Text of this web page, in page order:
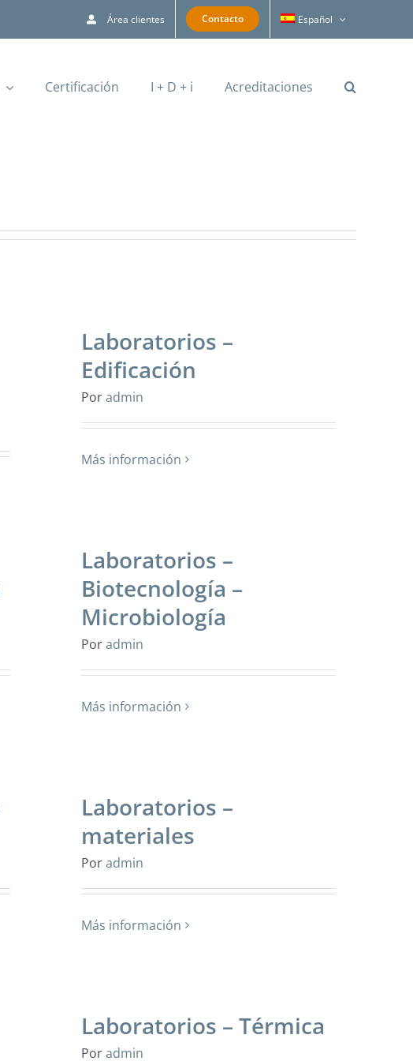
Área clientes Contacto Español
Certificación I + D + i Acreditaciones
Laboratorios –
Edificación
Poradmin
Más información
Laboratorios –
Biotecnología –
Microbiología
Poradmin
Más información
Laboratorios –
materiales
Poradmin
Más información
Laboratorios – Térmica
Poradmin